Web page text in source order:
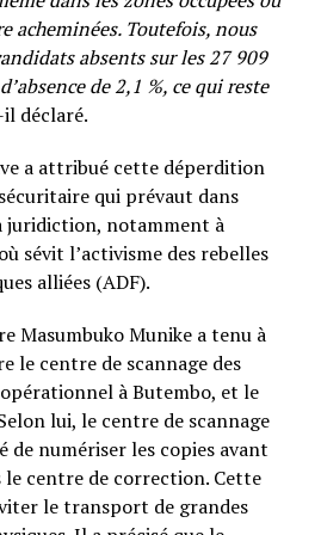
acheminées. Toutefois, nous
absents sur les 27 909
de 2,1 %, ce qui reste
déclaré.
a attribué cette déperdition
qui prévaut dans
juridiction, notamment à
sévit l’activisme des rebelles
alliées (ADF).
Masumbuko Munike a tenu à
le centre de scannage des
opérationnel à Butembo, et le
lui, le centre de scannage
de numériser les copies avant
centre de correction. Cette
le transport de grandes